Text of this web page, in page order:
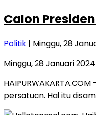
Calon
Politik | Minggu, 28
Minggu, 28 Januari 2024
persatuan. Hal itu